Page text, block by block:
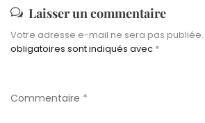
Laisser un commentaire
Votre adresse e-mail ne sera pas publiée.
obligatoires sont indiqués avec *
Commentaire *